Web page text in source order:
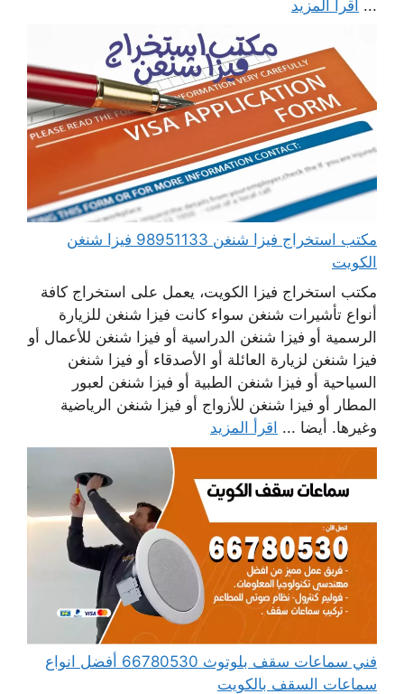
... اقرأ المزيد
مكتب استخراج فيزا شنغن 98951133 فيزا شنغن
الكويت
مكتب استخراج فيزا الكويت، يعمل على استخراج كافة
أنواع تأشيرات شنغن سواء كانت فيزا شنغن للزيارة
الرسمية أو فيزا شنغن الدراسية أو فيزا شنغن للأعمال أو
فيزا شنغن لزيارة العائلة أو الأصدقاء أو فيزا شنغن
السياحية أو فيزا شنغن الطبية أو فيزا شنغن لعبور
المطار أو فيزا شنغن للأزواج أو فيزا شنغن الرياضية
وغيرها. أيضا ... اقرأ المزيد
فني سماعات سقف بلوتوث 66780530 أفضل انواع
سماعات السقف بالكويت